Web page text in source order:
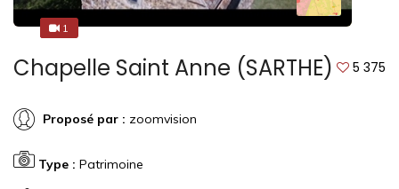
11
Chapelle Saint Anne (SARTHE) 5 375
Proposé par : zoomvision
Type : Patrimoine